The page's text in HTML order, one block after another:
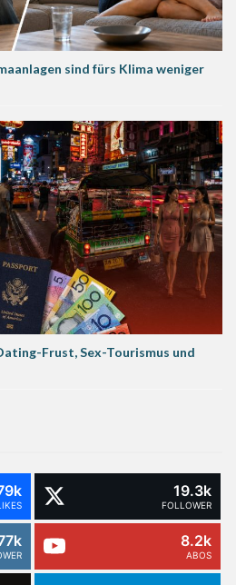
sind fürs Klima weniger
Frust, Sex-Tourismus und
19.3k
FOLLOWER
8.2k
ABOS